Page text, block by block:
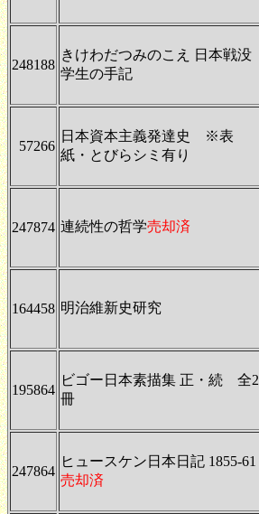
248188
きけわだつみのこえ 日本戦没
学生の手記
57266
日本資本主義発達史 ※表
紙・とびらシミ有り
247874 連続性の哲学売却済
164458 明治維新史研究
195864
ビゴー日本素描集 正・続 全2
冊
247864
ヒュースケン日本日記 1855-61
売却済